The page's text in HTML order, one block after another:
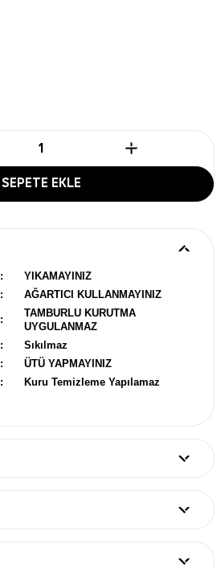
SEPETE EKLE
:
YIKAMAYINIZ
: AĞARTICI KULLANMAYINIZ
:
TAMBURLU KURUTMA
UYGULANMAZ
:
Sıkılmaz
:
ÜTÜ YAPMAYINIZ
: Kuru Temizleme Yapılamaz